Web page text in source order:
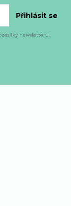
Přihlásit se
newsletteru.